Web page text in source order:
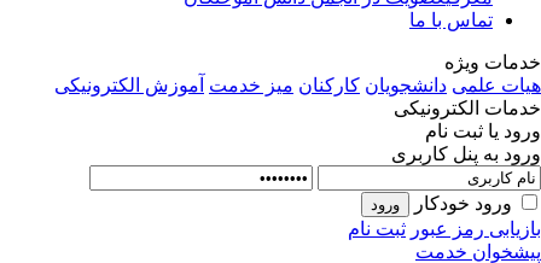
تماس با ما
ویژه
علمی دانشجویان کارکنان میز خدمت آموزش الکترونیکی
الکترونیکی
یا ثبت نام
به پنل کاربری
ورود خودکار
رمز عبور ثبت نام
خدمت